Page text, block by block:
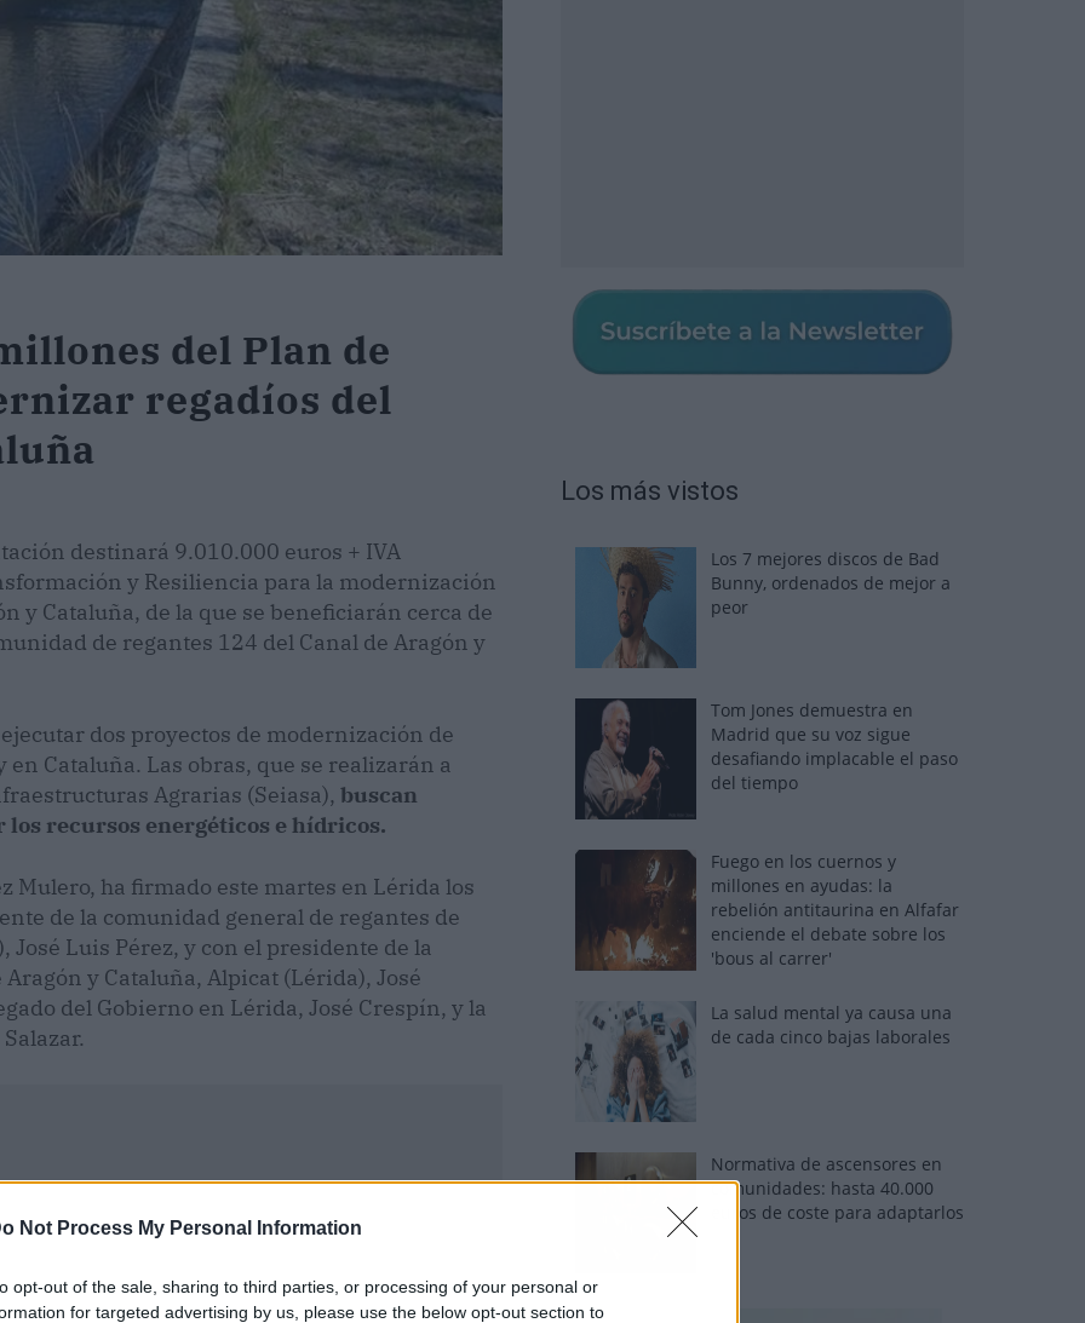
Not Process My Personal Information
opt-out of the sale, sharing to third parties, or processing of your personal or
for targeted advertising by us, please use the below opt-out section to
del Plan de
regadíos del
destinará 9.010.000 euros + IVA
y Resiliencia para la modernización
y Cataluña, de la que se beneficiarán cerca de
de regantes 124 del Canal de Aragón y
dos proyectos de modernización de
Cataluña. Las obras, que se realizarán a
Agrarias (Seiasa), buscan
recursos energéticos e hídricos.
Mulero, ha firmado este martes en Lérida los
de la comunidad general de regantes de
Luis Pérez, y con el presidente de la
y Cataluña, Alpicat (Lérida), José
del Gobierno en Lérida, José Crespín, y la
Los más vistos
Los 7 mejores discos de Bad
Bunny, ordenados de mejor a
peor
Tom Jones demuestra en
Madrid que su voz sigue
desafiando implacable el paso
del tiempo
Fuego en los cuernos y
millones en ayudas: la
rebelión antitaurina en Alfafar
enciende el debate sobre los
'bous al carrer'
La salud mental ya causa una
de cada cinco bajas laborales
Normativa de ascensores en
comunidades: hasta 40.000
euros de coste para adaptarlos